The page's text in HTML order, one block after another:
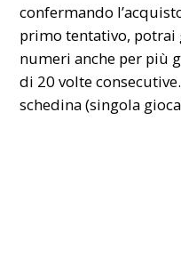
confermando
primo tentativo, potrai
numeri anche per più
di 20 volte
schedina (singola